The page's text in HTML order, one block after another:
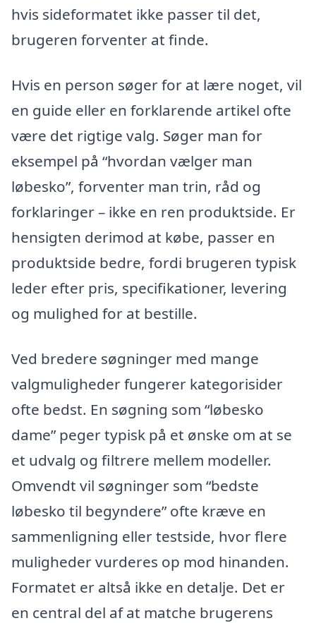
hvis sideformatet ikke passer til det,
brugeren forventer at finde.
Hvis en person søger for at lære noget, vil
en guide eller en forklarende artikel ofte
være det rigtige valg. Søger man for
eksempel på “hvordan vælger man
løbesko”, forventer man trin, råd og
forklaringer – ikke en ren produktside. Er
hensigten derimod at købe, passer en
produktside bedre, fordi brugeren typisk
leder efter pris, specifikationer, levering
og mulighed for at bestille.
Ved bredere søgninger med mange
valgmuligheder fungerer kategorisider
ofte bedst. En søgning som “løbesko
dame” peger typisk på et ønske om at se
et udvalg og filtrere mellem modeller.
Omvendt vil søgninger som “bedste
løbesko til begyndere” ofte kræve en
sammenligning eller testside, hvor flere
muligheder vurderes op mod hinanden.
Formatet er altså ikke en detalje. Det er
en central del af at matche brugerens